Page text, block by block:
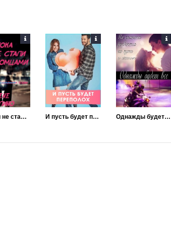
Пока мы не стали незнакомцами И пусть будет переполох Однажды будет все